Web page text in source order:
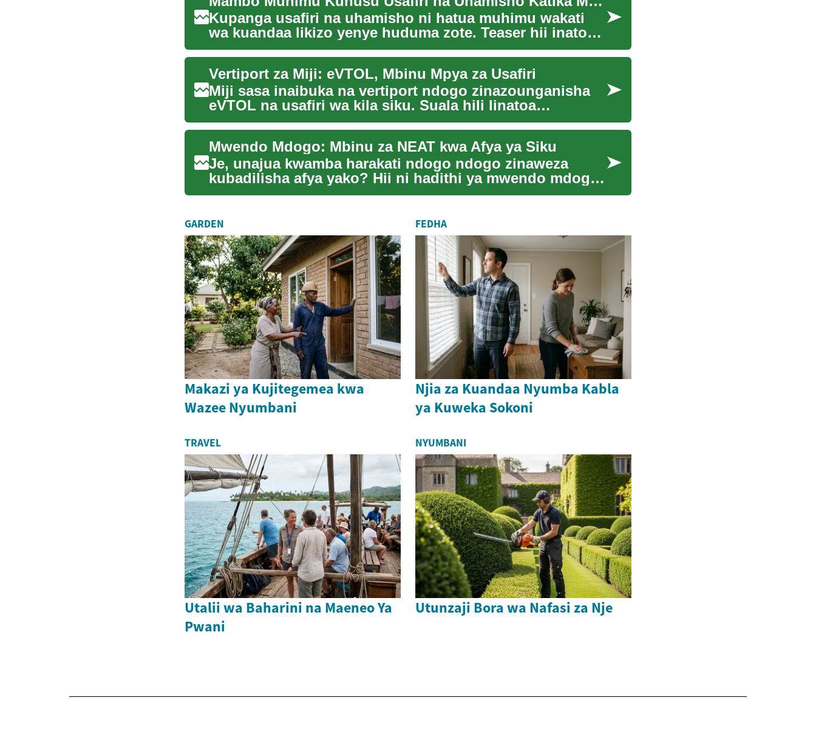
Kupanga usafiri na uhamisho ni hatua muhimu wakati
wa kuandaa likizo yenye huduma zote. Teaser hii inatoa
muhtasari w...
Vertiport za Miji: eVTOL, Mbinu Mpya za Usafiri
Miji sasa inaibuka na vertiport ndogo zinazounganisha
eVTOL na usafiri wa kila siku. Suala hili linatoa
changamoto za...
Mwendo Mdogo: Mbinu za NEAT kwa Afya ya Siku
Je, unajua kwamba harakati ndogo ndogo zinaweza
kubadilisha afya yako? Hii ni hadithi ya mwendo mdogo
kila siku. Hatu...
GARDEN
Makazi ya Kujitegemea kwa
Wazee Nyumbani
FEDHA
Njia za Kuandaa Nyumba Kabla
ya Kuweka Sokoni
TRAVEL
Utalii wa Baharini na Maeneo Ya
Pwani
NYUMBANI
Utunzaji Bora wa Nafasi za Nje